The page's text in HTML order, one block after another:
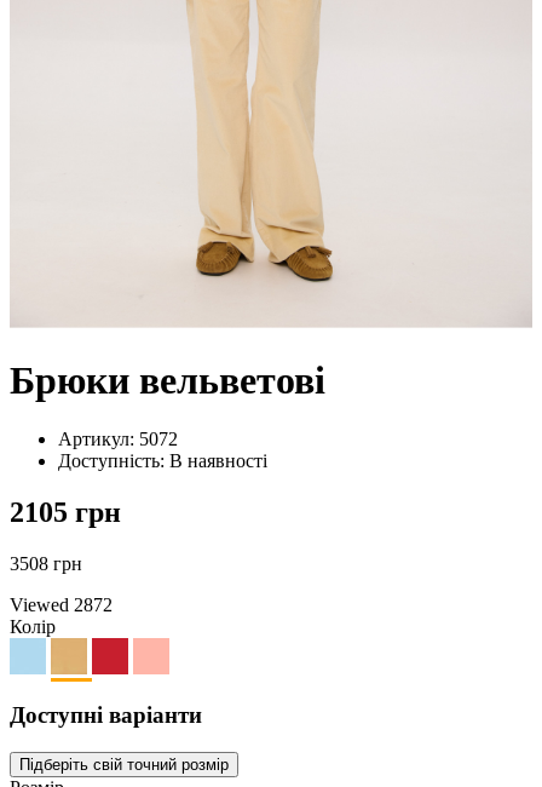
Брюки вельветові
Артикул: 5072
Доступність: В наявності
2105 грн
3508 грн
Viewed 2872
Колір
Доступні варіанти
Підберіть свій точний розмір